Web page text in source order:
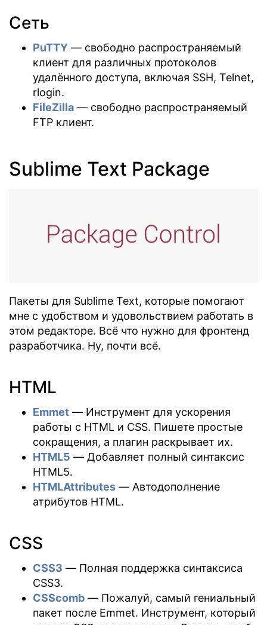
Сеть
PuTTY — свободно распространяемый
клиент для различных протоколов
удалённого доступа, включая SSH, Telnet,
rlogin.
FileZilla — свободно распространяемый
FTP клиент.
Sublime Text Package
Пакеты для Sublime Text, которые помогают
мне с удобством и удовольствием работать в
этом редакторе. Всё что нужно для фронтенд
разработчика. Ну, почти всё.
HTML
Emmet — Инструмент для ускорения
работы с HTML и CSS. Пишете простые
сокращения, а плагин раскрывает их.
HTML5 — Добавляет полный синтаксис
HTML5.
HTMLAttributes — Автодополнение
атрибутов HTML.
CSS
CSS3 — Полная поддержка синтаксиса
CSS3.
CSScomb — Пожалуй, самый гениальный
пакет после Emmet. Инструмент, который